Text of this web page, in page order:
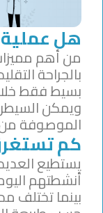
هل عملية
من أهم
بالجراحة
بسيط فقط
ويمكن
الموصوفة
كم
يستطيع
أنشطتهم
بينما تختلف